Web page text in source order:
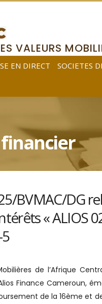
VALEURS
CENTRALE
EN DIRECT SOCIETES
financier
BVMAC/DG
« ALIOS
de l’Afrique
Finance Cameroun,
de la 16ème et